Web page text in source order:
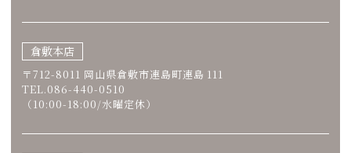
倉敷本店
〒712-8011 岡山県倉敷市連島町連島 111
TEL.086-440-0510
（10:00-18:00/水曜定休）